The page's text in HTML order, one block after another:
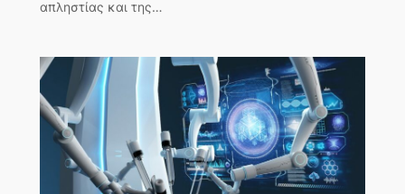
απληστίας και της…